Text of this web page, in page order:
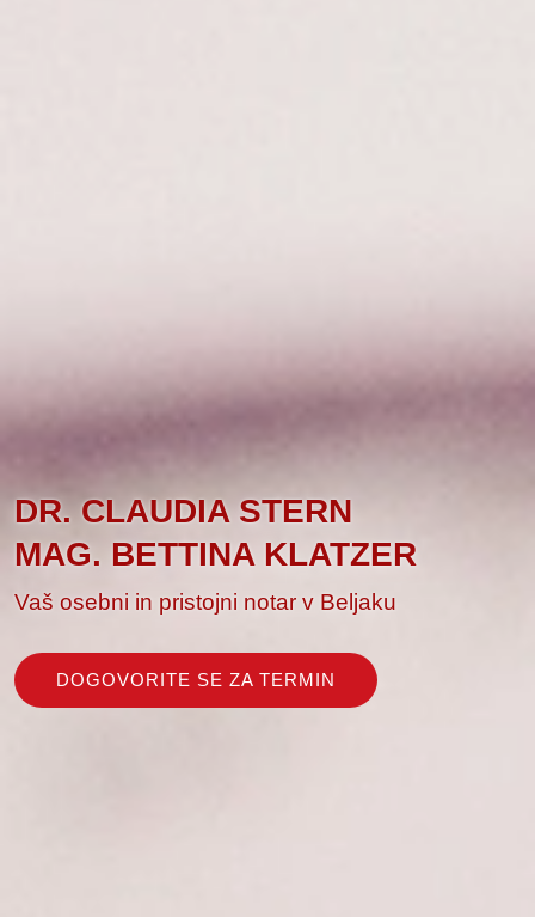
DR. CLAUDIA STERN
MAG. BETTINA KLATZER
Vaš osebni in pristojni notar v Beljaku
DOGOVORITE SE ZA TERMIN